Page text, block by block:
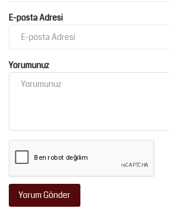
E-posta Adresi
Yorumunuz
Yorum Gönder